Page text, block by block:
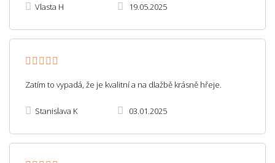
Vlasta H 19.05.2025
Zatím to vypadá, že je kvalitní a na dlažbě krásně hřeje.
Stanislava K 03.01.2025